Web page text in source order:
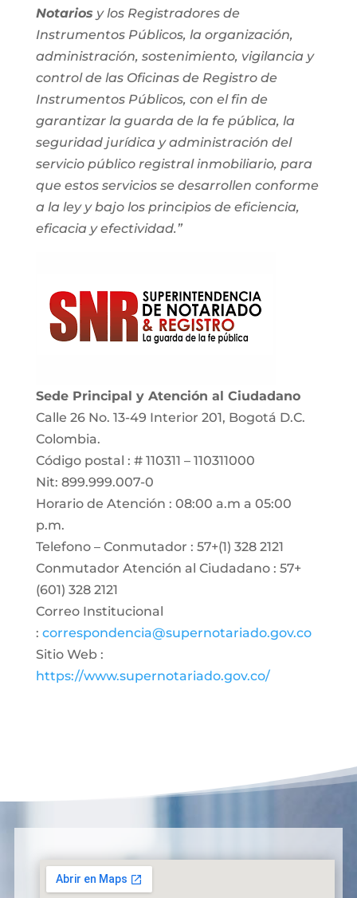
Notarios y los Registradores de
Instrumentos Públicos, la organización,
administración, sostenimiento, vigilancia y
control de las Oficinas de Registro de
Instrumentos Públicos, con el fin de
garantizar la guarda de la fe pública, la
seguridad jurídica y administración del
servicio público registral inmobiliario, para
que estos servicios se desarrollen conforme
a la ley y bajo los principios de eficiencia,
eficacia y efectividad.”
Sede Principal y Atención al Ciudadano
Calle 26 No. 13-49 Interior 201, Bogotá D.C.
Colombia.
Código postal : # 110311 – 110311000
Nit: 899.999.007-0
Horario de Atención : 08:00 a.m a 05:00
p.m.
Telefono – Conmutador : 57+(1) 328 2121
Conmutador Atención al Ciudadano : 57+
(601) 328 2121
Correo Institucional
: correspondencia@supernotariado.gov.co
Sitio Web :
https://www.supernotariado.gov.co/